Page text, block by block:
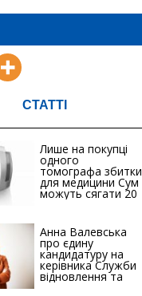
СТАТТІ
Лише на покупці
одного
томографа збитки
для медицини Сум
можуть сягати 20
мільйонів гривень
Анна Валевська
про єдину
кандидатуру на
керівника Служби
відновлення та
інфраструктури у